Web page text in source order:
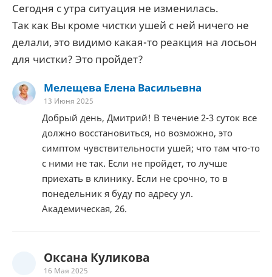
Сегодня с утра ситуация не изменилась.
Так как Вы кроме чистки ушей с ней ничего не
делали, это видимо какая-то реакция на лосьон
для чистки? Это пройдет?
Мелещева Елена Васильевна
13 Июня 2025
Добрый день, Дмитрий! В течение 2-3 суток все
должно восстановиться, но возможно, это
симптом чувствительности ушей; что там что-то
с ними не так. Если не пройдет, то лучше
приехать в клинику. Если не срочно, то в
понедельник я буду по адресу ул.
Академическая, 26.
Оксана Куликова
16 Мая 2025